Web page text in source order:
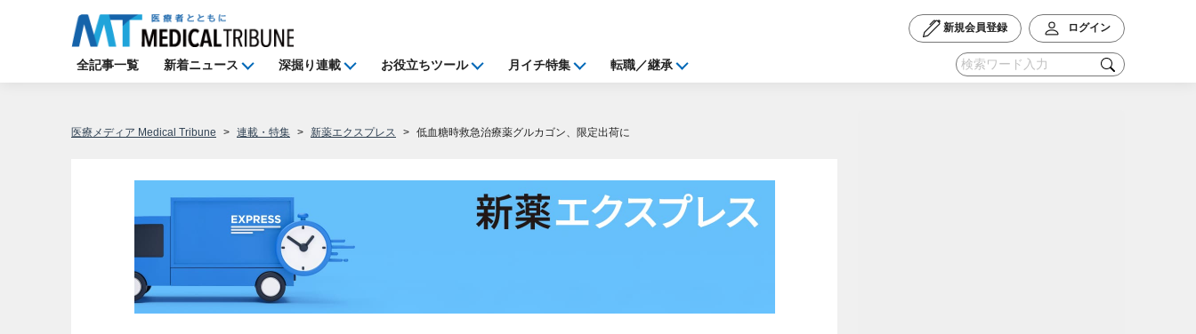
新規会員登録 ログイン
全記事一覧 新着ニュース 深掘り連載 お役立ちツール 月イチ特集 転職／継承
医療メディア Medical Tribune 連載・特集 新薬エクスプレス 低血糖時救急治療薬グルカゴン、限定出荷に